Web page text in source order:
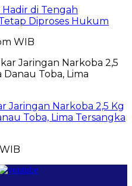
di Tengah
Diproses Hukum
WIB
Jaringan Narkoba 2,5 Kg
Toba, Lima Tersangka